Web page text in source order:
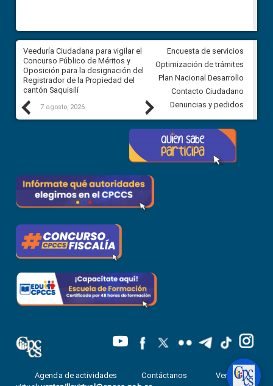
Previous
Veeduría Ciudadana para vigilar el
Concurso Público de Méritos y
Oposición para la designación del
Registrador de la Propiedad del
cantón Saquisilí
7 agosto, 2026
Veeduría Ciudadana para
construcción del asfaltado de
Ballenita del cantón Santa
7 agosto, 2026
Next
Encuesta de servicios
Optimización de trámites
Plan Nacional Desarrollo
Contacto Ciudadano
Denuncias y pedidos
Agenda de actividades Contáctanos
Ventanilla